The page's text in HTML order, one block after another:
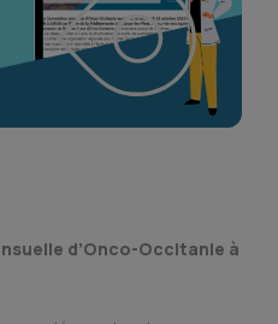
d’Onco-Occitanie à